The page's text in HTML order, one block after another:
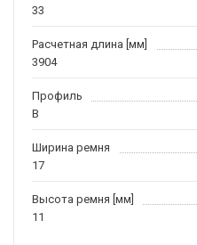
33
Расчетная длина [мм]
3904
Профиль
B
Ширина ремня
17
Высота ремня [мм]
11